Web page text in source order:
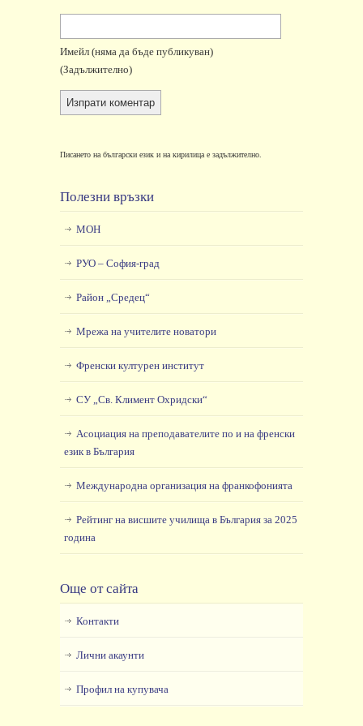
Имейл (няма да бъде публикуван)
(задължително)
Писането на български език и на кирилица е задължително.
Полезни връзки
МОН
РУО – София-град
Район „Средец“
Мрежа на учителите новатори
Френски културен институт
СУ „Св. Климент Охридски“
Асоциация на преподавателите по и на френски
език в България
Международна организация на франкофонията
Рейтинг на висшите училища в България за 2025
година
Още от сайта
Контакти
Лични акаунти
Профил на купувача